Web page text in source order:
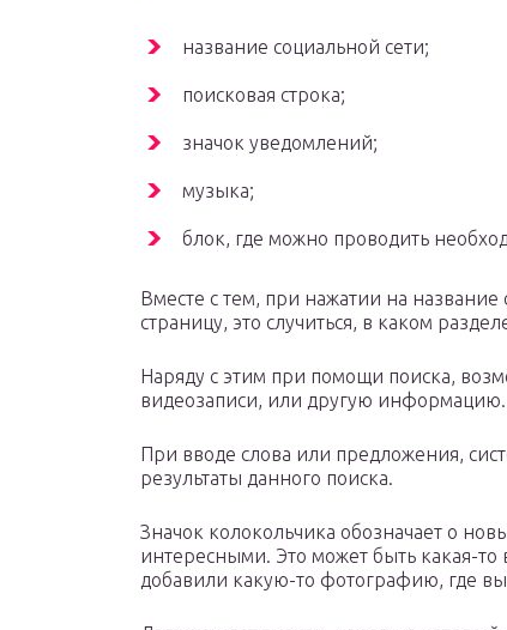
название социальной сети;
поисковая строка;
значок уведомлений;
музыка;
блок, где можно проводить
Вместе с тем, при нажатии на
страницу, это случиться, в каком
Наряду с этим при помощи поиска,
видеозаписи, или другую информацию.
При вводе слова или предложения,
результаты данного поиска.
Значок колокольчика обозначает о
интересными. Это может быть какая-то
добавили какую-то фотографию, где вы